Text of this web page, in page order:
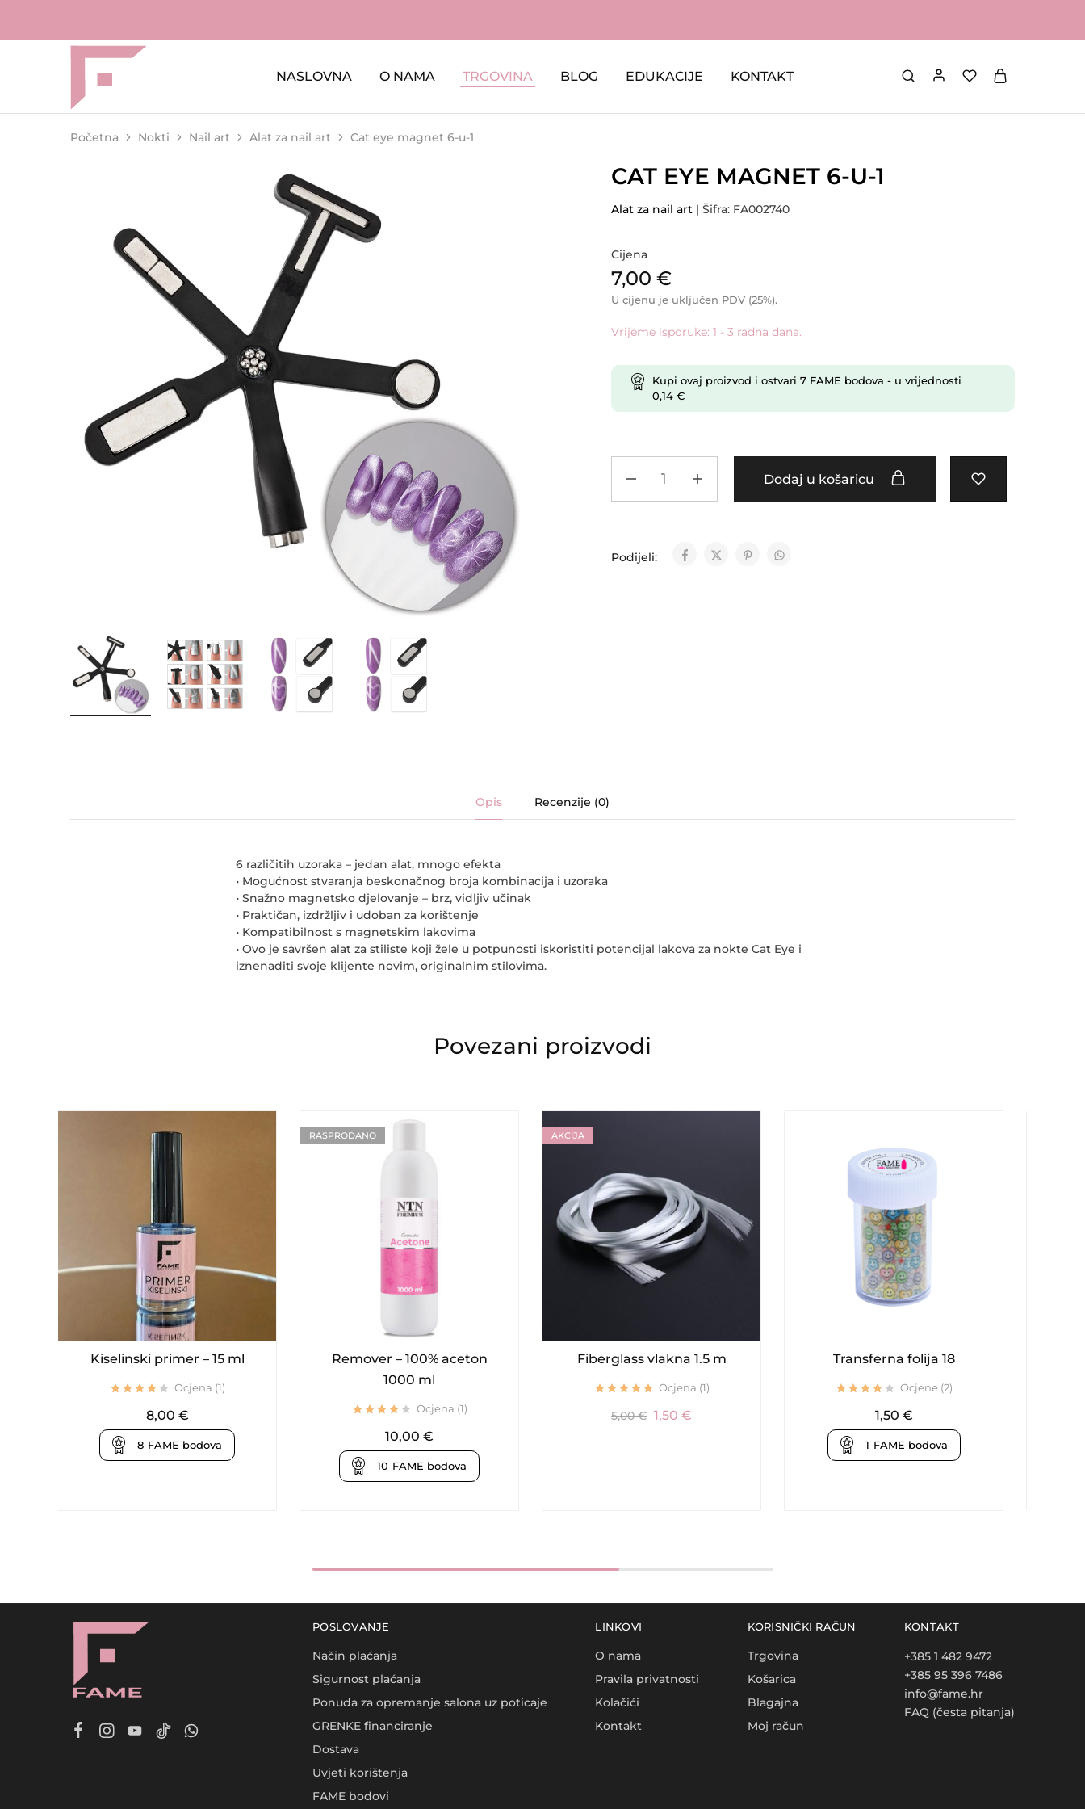
FAME
Profesionalna
za
kozmetičke
NASLOVNA O NAMA TRGOVINA BLOG EDUKACIJE KONTAKT
Početna Nokti Nail art Alat za nail art Cat eye magnet 6-u-1
CAT EYE MAGNET 6-U-1
Alat za nail art| Šifra: FA002740
Cijena
7,00 €
U cijenu je uključen PDV (25%).
Vrijeme isporuke: 1 - 3 radna dana.
Kupi ovaj proizvod i ostvari 7FAME bodova - u vrijednosti
0,14 €
Dodaj u košaricu
Podijeli:
Opis Recenzije (0)
6 različitih uzoraka – jedan alat, mnogo efekta
• Mogućnost stvaranja beskonačnog broja kombinacija i uzoraka
• Snažno magnetsko djelovanje – brz, vidljiv učinak
• Praktičan, izdržljiv i udoban za korištenje
• Kompatibilnost s magnetskim lakovima
• Ovo je savršen alat za stiliste koji žele u potpunosti iskoristiti potencijal lakova za nokte Cat Eye i
iznenaditi svoje klijente novim, originalnim stilovima.
Povezani proizvodi
Kiselinski primer – 15 ml
Ocjena (1)
8,00 €
8 FAME bodova
RASPRODANO
Remover – 100% aceton
1000 ml
Ocjena (1)
10,00 €
10 FAME bodova
AKCIJA
Fiberglass vlakna 1.5 m
Ocjena (1)
5,00€ 1,50 €
Transferna folija 18
Ocjene (2)
1,50 €
1 FAME bodova
POSLOVANJE
Način plaćanja
Sigurnost plaćanja
Ponuda za opremanje salona uz poticaje
GRENKE financiranje
Dostava
Uvjeti korištenja
FAME bodovi
LINKOVI
O nama
Pravila privatnosti
Kolačići
Kontakt
KORISNIČKI RAČUN
Trgovina
Košarica
Blagajna
Moj račun
KONTAKT
+385 1 482 9472
+385 95 396 7486
info@fame.hr
FAQ (česta pitanja)